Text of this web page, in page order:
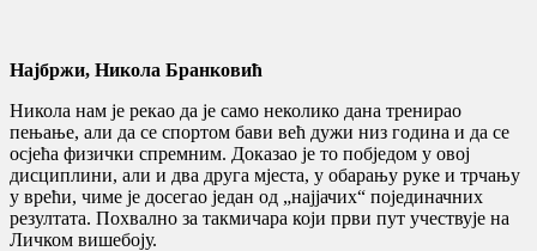
Најбржи, Никола Бранковић
Никола нам је рекао да је само неколико дана тренирао
пењање, али да се спортом бави већ дужи низ година и да се
осјећа физички спремним. Доказао је то побједом у овој
дисциплини, али и два друга мјеста, у обарању руке и трчању
у врећи, чиме је досегао један од „најјачих“ појединачних
резултата. Похвално за такмичара који први пут учествује на
Личком вишебоју.